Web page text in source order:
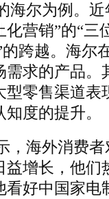
海尔为例。
营销”的“三
跨越。海尔
求的产品。
零售渠道表
度的提升。
，海外消费
增长，他们
好中国家电